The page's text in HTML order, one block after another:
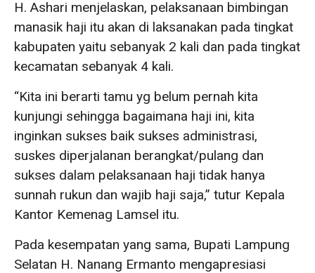
H. Ashari menjelaskan, pelaksanaan bimbingan
manasik haji itu akan di laksanakan pada tingkat
kabupaten yaitu sebanyak 2 kali dan pada tingkat
kecamatan sebanyak 4 kali.
“Kita ini berarti tamu yg belum pernah kita
kunjungi sehingga bagaimana haji ini, kita
inginkan sukses baik sukses administrasi,
suskes diperjalanan berangkat/pulang dan
sukses dalam pelaksanaan haji tidak hanya
sunnah rukun dan wajib haji saja,” tutur Kepala
Kantor Kemenag Lamsel itu.
Pada kesempatan yang sama, Bupati Lampung
Selatan H. Nanang Ermanto mengapresiasi